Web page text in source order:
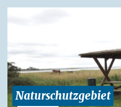
Naturschutzgebiet